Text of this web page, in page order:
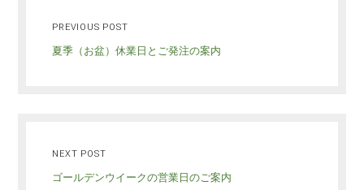
PREVIOUS POST
夏季（お盆）休業日とご発注の案内
NEXT POST
ゴールデンウイークの営業日のご案内